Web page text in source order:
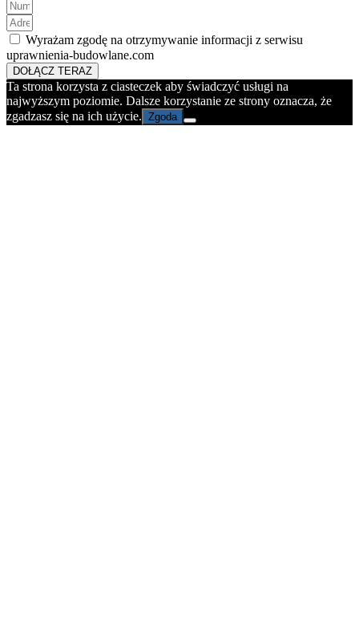
Wyrażam zgodę na otrzymywanie informacji z serwisu
uprawnienia-budowlane.com
DOŁĄCZ TERAZ
Ta strona korzysta z ciasteczek aby świadczyć usługi na
najwyższym poziomie. Dalsze korzystanie ze strony oznacza, że
zgadzasz się na ich użycie. Zgoda